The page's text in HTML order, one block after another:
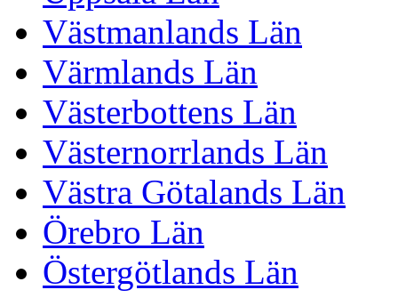
Västmanlands Län
Värmlands Län
Västerbottens Län
Västernorrlands Län
Västra Götalands Län
Örebro Län
Östergötlands Län